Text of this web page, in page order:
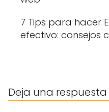
7 Tips para hacer
efectivo: consejos
Deja una respuesta